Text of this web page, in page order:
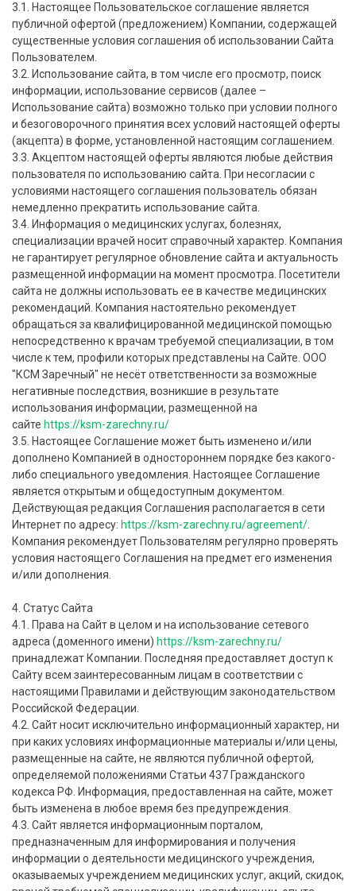
3.1. Настоящее Пользовательское соглашение является
публичной офертой (предложением) Компании, содержащей
существенные условия соглашения об использовании Сайта
Пользователем.
3.2. Использование сайта, в том числе его просмотр, поиск
информации, использование сервисов (далее –
Использование сайта) возможно только при условии полного
и безоговорочного принятия всех условий настоящей оферты
(акцепта) в форме, установленной настоящим соглашением.
3.3. Акцептом настоящей оферты являются любые действия
пользователя по использованию сайта. При несогласии с
условиями настоящего соглашения пользователь обязан
немедленно прекратить использование сайта.
3.4. Информация о медицинских услугах, болезнях,
специализации врачей носит справочный характер. Компания
не гарантирует регулярное обновление сайта и актуальность
размещенной информации на момент просмотра. Посетители
сайта не должны использовать ее в качестве медицинских
рекомендаций. Компания настоятельно рекомендует
обращаться за квалифицированной медицинской помощью
непосредственно к врачам требуемой специализации, в том
числе к тем, профили которых представлены на Сайте. ООО
"КСМ Заречный" не несёт ответственности за возможные
негативные последствия, возникшие в результате
использования информации, размещенной на
сайте https://ksm-zarechny.ru/
3.5. Настоящее Соглашение может быть изменено и/или
дополнено Компанией в одностороннем порядке без какого-
либо специального уведомления. Настоящее Соглашение
является открытым и общедоступным документом.
Действующая редакция Соглашения располагается в сети
Интернет по адресу: https://ksm-zarechny.ru/agreement/
Компания рекомендует Пользователям регулярно проверять
условия настоящего Соглашения на предмет его изменения
и/или дополнения.
4. Статус Сайта
4.1. Права на Сайт в целом и на использование сетевого
адреса (доменного имени) https://ksm-zarechny.ru/
принадлежат Компании. Последняя предоставляет доступ к
Сайту всем заинтересованным лицам в соответствии с
настоящими Правилами и действующим законодательством
Российской Федерации.
4.2. Сайт носит исключительно информационный характер, ни
при каких условиях информационные материалы и/или цены,
размещенные на сайте, не являются публичной офертой,
определяемой положениями Статьи 437 Гражданского
кодекса РФ. Информация, предоставленная на сайте, может
быть изменена в любое время без предупреждения.
4.3. Сайт является информационным порталом,
предназначенным для информирования и получения
информации о деятельности медицинского учреждения,
оказываемых учреждением медицинских услуг, акций, скидок,